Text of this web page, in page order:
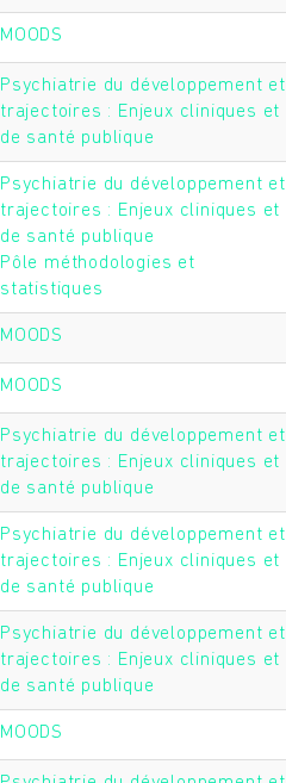
MOODS
Psychiatrie du développement et
trajectoires : Enjeux cliniques et
de santé publique
Psychiatrie du développement et
trajectoires : Enjeux cliniques et
de santé publique
Pôle méthodologies et
statistiques
MOODS
MOODS
Psychiatrie du développement et
trajectoires : Enjeux cliniques et
de santé publique
Psychiatrie du développement et
trajectoires : Enjeux cliniques et
de santé publique
Psychiatrie du développement et
trajectoires : Enjeux cliniques et
de santé publique
MOODS